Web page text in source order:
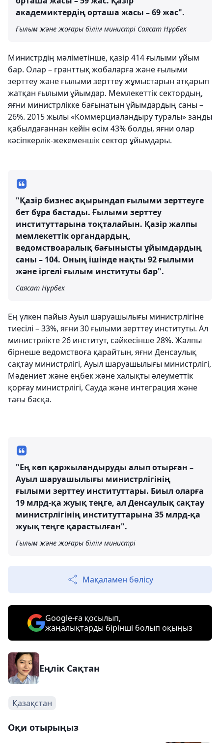
академиктердің орташа жасы – 69 жас".
Ғылым және жоғары білім министрі Саясат Нұрбек
Министрдің мәліметінше, қазір 414 ғылыми ұйым
бар. Олар – гранттық жобаларға және ғылыми
зерттеу және ғылыми зерттеу жұмыстарын атқарып
жатқан ғылыми ұйымдар. Мемлекеттік сектордың,
яғни министрлікке бағынатын ұйымдардың саны –
26%. 2015 жылы «Коммерциаландыру туралы» заңды
қабылдағаннан кейін өсім 43% болды, яғни олар
кәсіпкерлік-жекеменшік сектор ұйымдары.
"Қазір бизнес ақырындап ғылыми зерттеуге
бет бұра бастады. Ғылыми зерттеу
институттарына тоқталайын. Қазір жалпы
мемлекеттік органдардың,
ведомствоаралық бағынысты ұйымдардың
саны – 104. Оның ішінде нақты 92 ғылыми
және іргелі ғылым институты бар".
Саясат Нұрбек
Ең үлкен пайыз Ауыл шаруашылығы министрлігіне
тиесілі – 33%, яғни 30 ғылыми зерттеу институты. Ал
министрлікте 26 институт, сәйкесінше 28%. Жалпы
бірнеше ведомствоға қарайтын, яғни Денсаулық
сақтау министрлігі, Ауыл шаруашылығы министрлігі,
Мәдениет және еңбек және халықты әлеуметтік
қорғау министрлігі, Сауда және интеграция және
тағы басқа.
"Ең көп қаржыландыруды алып отырған –
Ауыл шаруашылығы министрлігінің
ғылыми зерттеу институттары. Биыл оларға
19 млрд-қа жуық теңге, ал Денсаулық сақтау
министрлігінің институттарына 35 млрд-қа
жуық теңге қарастылған".
Ғылым және жоғары білім министрі
Мақаламен бөлісу
Google-ға қосылып,
жаңалықтарды бірінші болып оқыңыз
Еңлік Сақтан
Қазақстан
Оқи отырыңыз